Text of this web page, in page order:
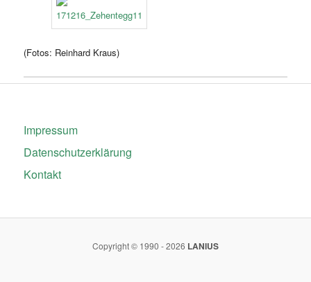
(Fotos: Reinhard Kraus)
Impressum
Datenschutzerklärung
Kontakt
Copyright © 1990 - 2026 LANIUS